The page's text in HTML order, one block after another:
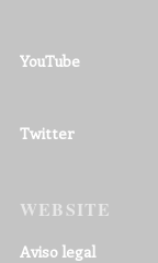
YouTube
Twitter
WEBSITE
Aviso legal